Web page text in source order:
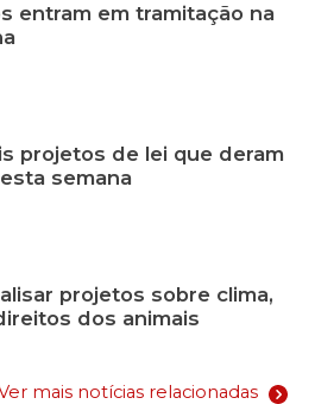
entram em tramitação na
projetos de lei que deram
semana
projetos sobre clima,
dos animais
mais notícias relacionadas